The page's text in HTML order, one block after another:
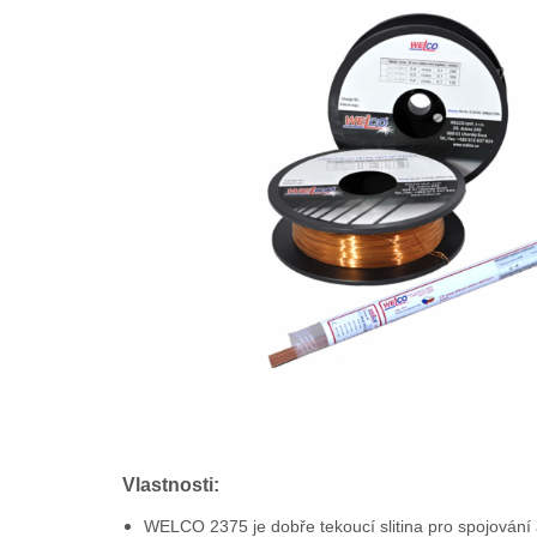
Vlastnosti:
WELCO 2375 je dobře tekoucí slitina pro spojování